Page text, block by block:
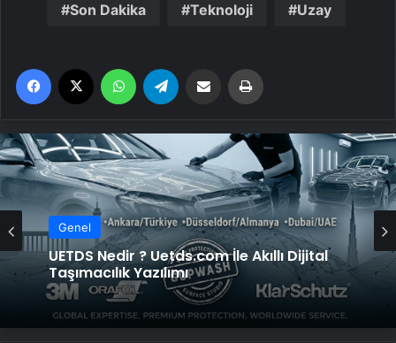
Son Dakika Teknoloji Uzay
Facebook WhatsApp Email'den paylaş
Genel
UETDS Nedir ? Uetds.com İle Akıllı Dijital
Taşımacılık Yazılımı